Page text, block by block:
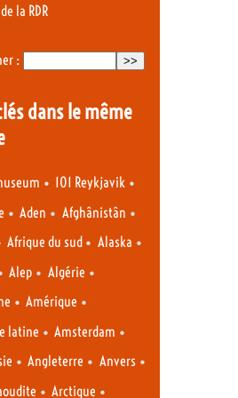
la RDR
:
dans le même
• 101 Reykjavik •
• Aden • Afghânistân •
Afrique du sud • Alaska •
Alep • Algérie •
• Amérique •
latine • Amsterdam •
• Angleterre • Anvers•
• Arctique •